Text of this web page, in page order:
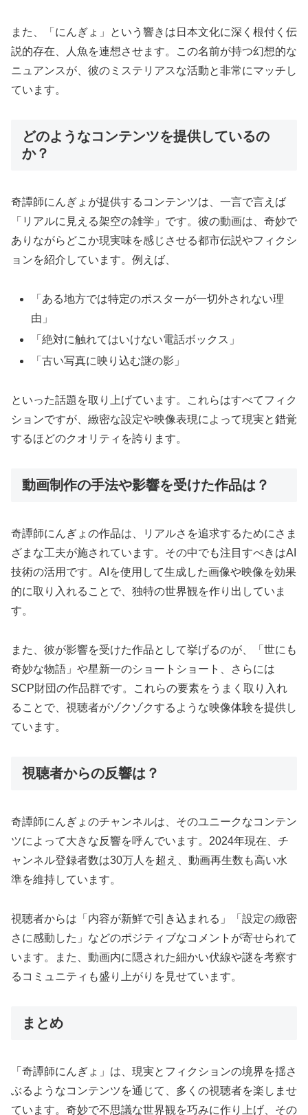
また、「にんぎょ」という響きは日本文化に深く根付く伝
説的存在、人魚を連想させます。この名前が持つ幻想的な
ニュアンスが、彼のミステリアスな活動と非常にマッチし
ています。
どのようなコンテンツを提供しているの
か？
奇譚師にんぎょが提供するコンテンツは、一言で言えば
「リアルに見える架空の雑学」です。彼の動画は、奇妙で
ありながらどこか現実味を感じさせる都市伝説やフィクシ
ョンを紹介しています。例えば、
「ある地方では特定のポスターが一切外されない理
由」
「絶対に触れてはいけない電話ボックス」
「古い写真に映り込む謎の影」
といった話題を取り上げています。これらはすべてフィク
ションですが、緻密な設定や映像表現によって現実と錯覚
するほどのクオリティを誇ります。
動画制作の手法や影響を受けた作品は？
奇譚師にんぎょの作品は、リアルさを追求するためにさま
ざまな工夫が施されています。その中でも注目すべきはAI
技術の活用です。AIを使用して生成した画像や映像を効果
的に取り入れることで、独特の世界観を作り出していま
す。
また、彼が影響を受けた作品として挙げるのが、「世にも
奇妙な物語」や星新一のショートショート、さらには
SCP財団の作品群です。これらの要素をうまく取り入れ
ることで、視聴者がゾクゾクするような映像体験を提供し
ています。
視聴者からの反響は？
奇譚師にんぎょのチャンネルは、そのユニークなコンテン
ツによって大きな反響を呼んでいます。2024年現在、チ
ャンネル登録者数は30万人を超え、動画再生数も高い水
準を維持しています。
視聴者からは「内容が新鮮で引き込まれる」「設定の緻密
さに感動した」などのポジティブなコメントが寄せられて
います。また、動画内に隠された細かい伏線や謎を考察す
るコミュニティも盛り上がりを見せています。
まとめ
「奇譚師にんぎょ」は、現実とフィクションの境界を揺さ
ぶるようなコンテンツを通じて、多くの視聴者を楽しませ
ています。奇妙で不思議な世界観を巧みに作り上げ、その